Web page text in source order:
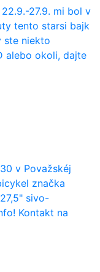
27.9. mi bol v
tento starsi bajk
ste niekto
alebo okoli, dajte
v Považskéj
značka
sivo-
Kontakt na